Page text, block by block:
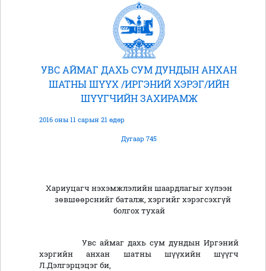
УВС АЙМАГ ДАХЬ СУМ ДУНДЫН АНХАН
ШАТНЫ ШҮҮХ /ИРГЭНИЙ ХЭРЭГ/ИЙН
ШҮҮГЧИЙН ЗАХИРАМЖ
2016 оны 11 сарын 21 өдөр
Дугаар 745
Хариуцагч нэхэмжлэлийн шаардлагыг хүлээн
зөвшөөрснийг баталж, хэргийг хэрэгсэхгүй
болгох тухай
Увс аймаг дахь сум дундын Иргэний
хэргийн анхан шатны шүүхийн шүүгч
Л.Дэлгэрцэцэг би,